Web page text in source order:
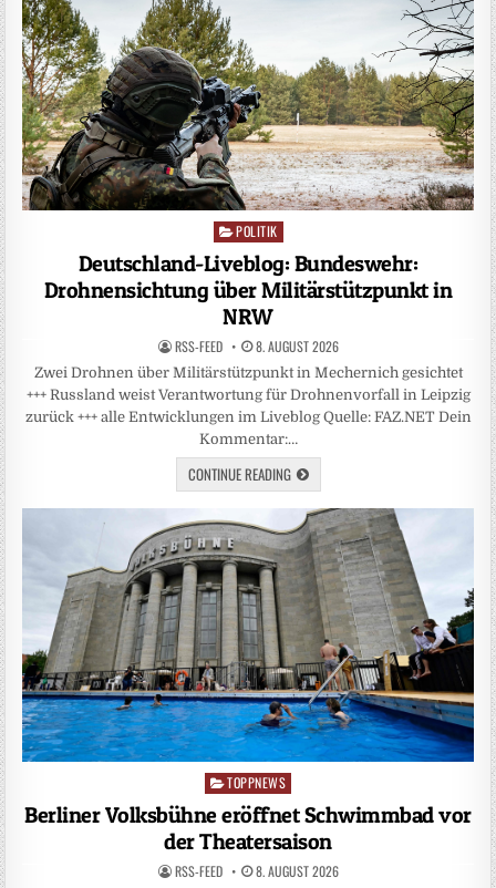
Posted
in
POLITIK
Deutschland-Liveblog: Bundeswehr:
Drohnensichtung über Militärstützpunkt in
NRW
RSS-FEED 8. AUGUST 2026
Zwei Drohnen über Militärstützpunkt in Mechernich gesichtet
+++ Russland weist Verantwortung für Drohnenvorfall in Leipzig
zurück +++ alle Entwicklungen im Liveblog Quelle: FAZ.NET Dein
Kommentar:…
CONTINUE READING
Posted
TOPPNEWS
Berliner Volksbühne eröffnet Schwimmbad vor
der Theatersaison
RSS-FEED 8. AUGUST 2026